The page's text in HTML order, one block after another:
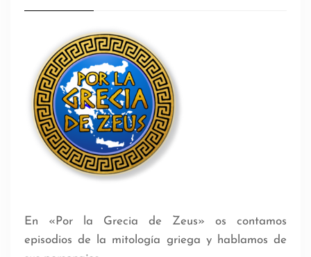
En «Por la Grecia de Zeus» os contamos
episodios de la mitología griega y hablamos de